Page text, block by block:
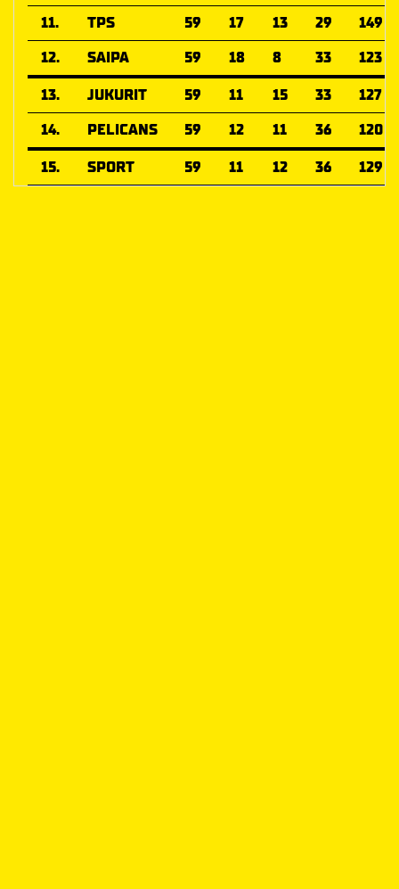
11. TPS 59 17 13 29
149
12.
SAIPA 59 18 8 33
123
13.
JUKURIT 59 11 15 33
127
14.
PELICANS 59 12 11 36
120
15.
SPORT 59 11 12 36 129